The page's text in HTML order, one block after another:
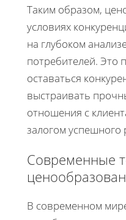
Таким образом,
условиях
на глубоком
потребителей. Это
оставаться
выстраивать
отношения с
залогом успешного
Современные
В современном